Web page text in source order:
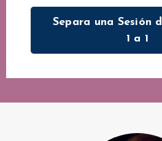
Separa una Sesión
1 a 1